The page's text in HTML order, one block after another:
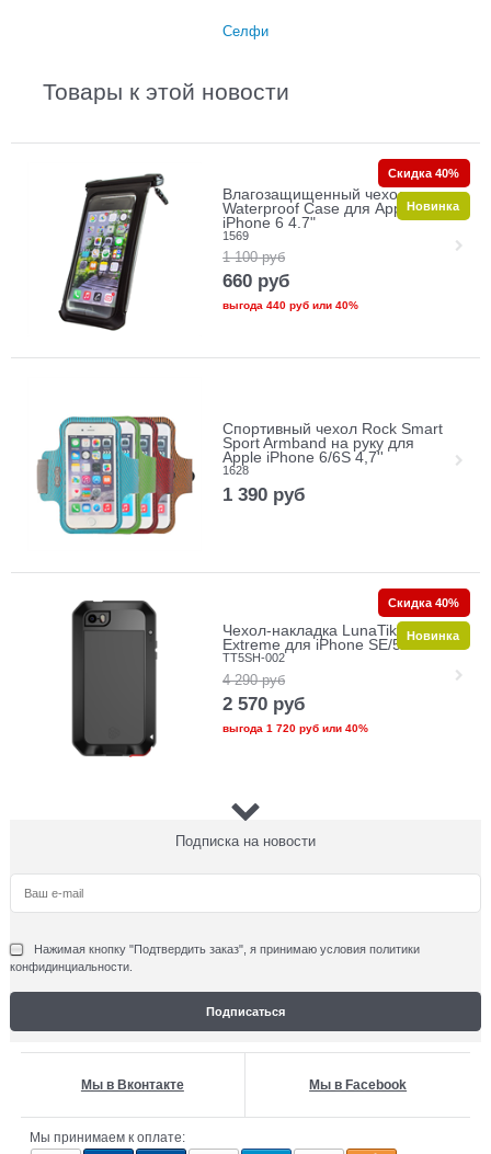
Селфи
Товары к этой новости
Влагозащищенный чехол
Waterproof Case для Apple
iPhone 6 4.7"
1569
1 100 руб
660 руб
выгода440 руб или40%
Скидка 40%
Новинка
Спортивный чехол Rock Smart
Sport Armband на руку для
Apple iPhone 6/6S 4,7''
1628
1 390 руб
Чехол-накладка LunaTik TakTik
Extreme для iPhone SE/5/5s
TT5SH-002
4 290 руб
2 570 руб
выгода1 720 руб или40%
Скидка 40%
Новинка
Влагозащищенный чехол
выгода440 рубили40%
Подписка на новости
Нажимая кнопку "Подтвердить заказ", я принимаю условия политики
конфидинциальности.
Мы в Вконтакте Мы в Facebook
Мы принимаем к оплате: